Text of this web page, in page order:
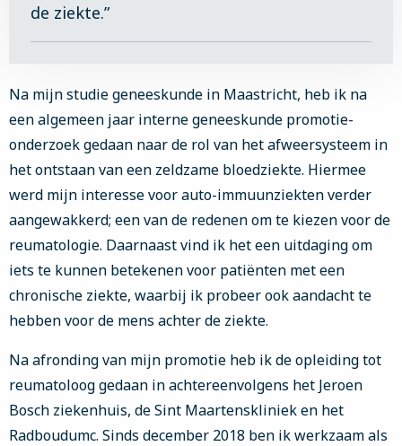
de ziekte.”
Na mijn studie geneeskunde in Maastricht, heb ik na
een algemeen jaar interne geneeskunde promotie-
onderzoek gedaan naar de rol van het afweersysteem in
het ontstaan van een zeldzame bloedziekte. Hiermee
werd mijn interesse voor auto-immuunziekten verder
aangewakkerd; een van de redenen om te kiezen voor de
reumatologie. Daarnaast vind ik het een uitdaging om
iets te kunnen betekenen voor patiënten met een
chronische ziekte, waarbij ik probeer ook aandacht te
hebben voor de mens achter de ziekte.
​Na afronding van mijn promotie heb ik de opleiding tot
reumatoloog gedaan in achtereenvolgens het Jeroen
Bosch ziekenhuis, de Sint Maartenskliniek en het
Radboudumc. Sinds december 2018 ben ik werkzaam als